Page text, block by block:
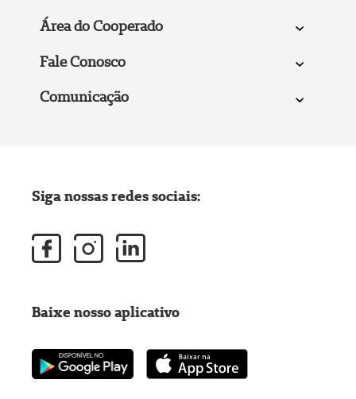
Área do Cooperado
Fale Conosco
Comunicação
Siga nossas redes sociais:
Baixe nosso aplicativo